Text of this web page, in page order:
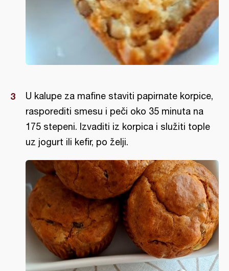
U kalupe za mafine staviti papirnate korpice,
rasporediti smesu i peči oko 35 minuta na
175 stepeni. Izvaditi iz korpica i služiti tople
uz jogurt ili kefir, po želji.